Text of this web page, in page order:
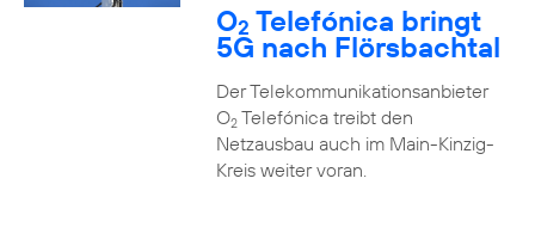
O2 Telefónica bringt
5G nach Flörsbachtal
Der Telekommunikationsanbieter
O2Telefónica treibt den
Netzausbau auch im Main-Kinzig-
Kreis weiter voran.